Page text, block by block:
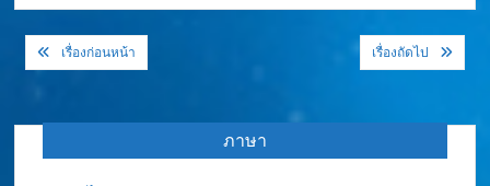
แนะแนว
เรื่องก่อนหน้า เรื่องถัดไป
ภาษา